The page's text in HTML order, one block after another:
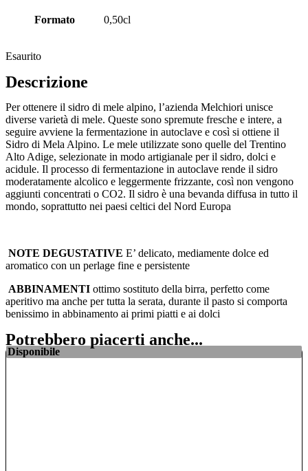
Formato 0,50cl
Esaurito
Descrizione
Per ottenere il sidro di mele alpino, l’azienda Melchiori unisce
diverse varietà di mele. Queste sono spremute fresche e intere, a
seguire avviene la fermentazione in autoclave e così si ottiene il
Sidro di Mela Alpino. Le mele utilizzate sono quelle del Trentino
Alto Adige, selezionate in modo artigianale per il sidro, dolci e
acidule. Il processo di fermentazione in autoclave rende il sidro
moderatamente alcolico e leggermente frizzante, così non vengono
aggiunti concentrati o CO2. Il sidro è una bevanda diffusa in tutto il
mondo, soprattutto nei paesi celtici del Nord Europa
NOTE DEGUSTATIVE E’ delicato, mediamente dolce ed
aromatico con un perlage fine e persistente
ABBINAMENTI ottimo sostituto della birra, perfetto come
aperitivo ma anche per tutta la serata, durante il pasto si comporta
benissimo in abbinamento ai primi piatti e ai dolci
Potrebbero piacerti anche...
Disponibile